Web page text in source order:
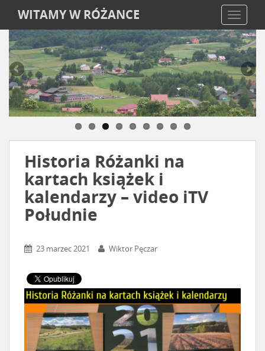
WITAMY W RÓŻANCE
Historia Różanki na
kartach książek i
kalendarzy – video iTV
Południe
23 marzec 2021 Wiktor Pęczar